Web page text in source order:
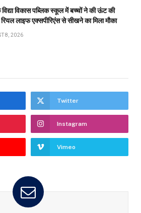
विद्या विकास पब्लिक स्कूल में बच्चों ने की ऊंट की
रियल लाइफ एक्सपीरिएंस से सीखने का मिला मौका
8, 2026
Twitter
Instagram
Vimeo